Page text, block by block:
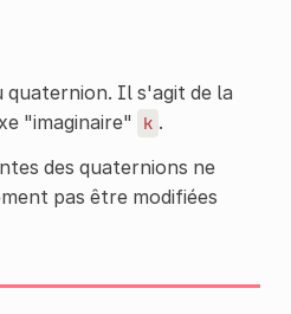
quaternion. Il s'agit de la
"imaginaire"
k .
des quaternions ne
pas être modifiées